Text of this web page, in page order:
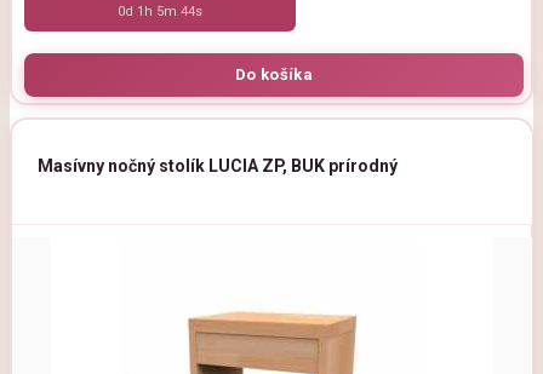
0d 1h 5m 44s
Masívny nočný stolík LUCIA ZP, BUK prírodný